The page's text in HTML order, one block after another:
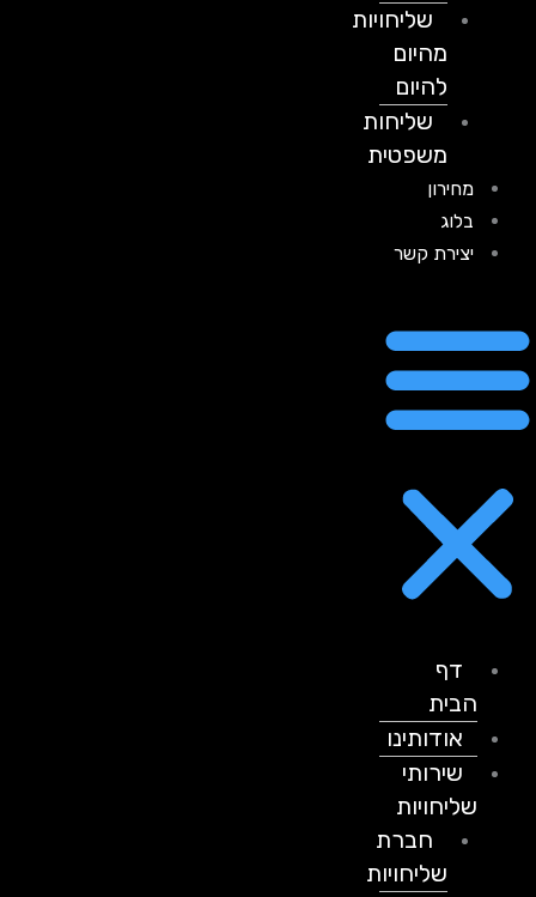
שליחויות
מהיום
להיום
שליחות
משפטית
מחירון
בלוג
יצירת קשר
דף
הבית
אודותינו
שירותי
שליחויות
חברת
שליחויות